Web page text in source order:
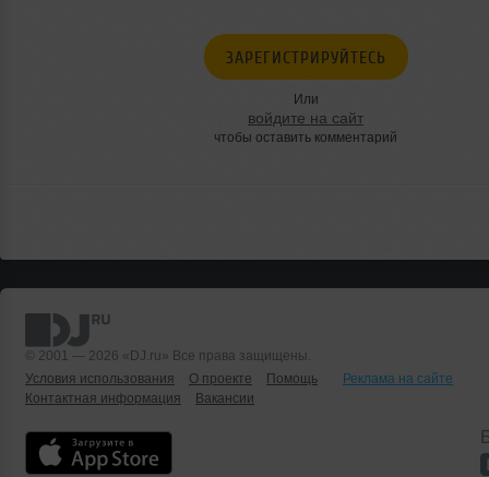
ЗАРЕГИСТРИРУЙТЕСЬ
Или
войдите на сайт
чтобы оставить комментарий
© 2001 — 2026 «DJ.ru» Все права защищены.
Условия использования
О проекте Помощь
Реклама на сайте
Контактная информация
Вакансии